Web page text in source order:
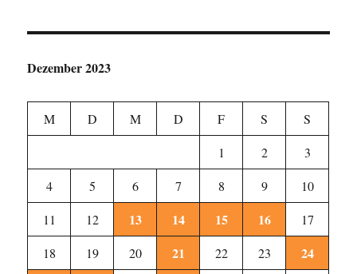
Ago
Dezember 2023
M D M D F S
S
1
2
3
4
5 6 7 8 9
10
11
12 13 14 15 16
17
18
19 20 21 22 23
24